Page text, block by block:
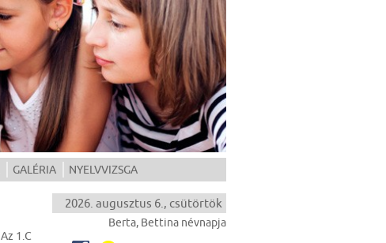
GALÉRIA NYELVVIZSGA
Az 1.C
2026. augusztus 6., csütörtök
Berta, Bettina névnapja